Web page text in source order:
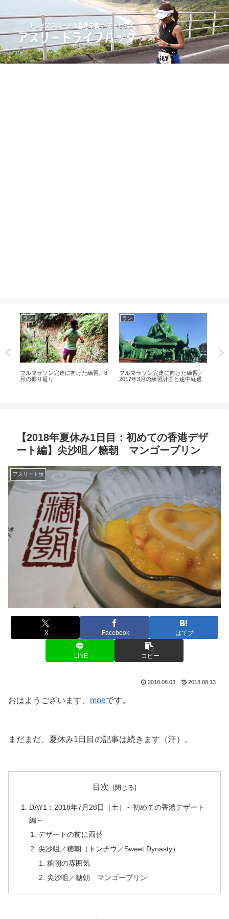
ラン
フルマラソン完走に向けた練習／8
月の振り返り
ラン
フルマラソン完走に向けた練習／
2017年3月の練習計画と途中経過
【2018年夏休み1日目：初めての香港デザ
ート編】尖沙咀／糖朝 マンゴープリン
アスリート旅
X Facebook はてブ
LINE コピー
2018.08.03 2018.08.13
おはようございます、 moeです。
まだまだ、夏休み1日目の記事は続きます（汗）。
目次
DAY1：2018年7月28日（土）～初めての香港デザート
編～
デザートの前に両替
尖沙咀／糖朝（トンチウ／Sweet Dynasty）
糖朝の雰囲気
尖沙咀／糖朝 マンゴープリン